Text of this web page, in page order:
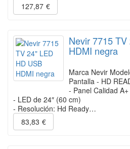
127,87 €
Nevir 7715
HDMI negra
Marca Nevir
Pantalla - HD
- Panel Calidad A+
- LED de 24″ (60 cm)
- Resolución: Hd Ready…
83,83 €